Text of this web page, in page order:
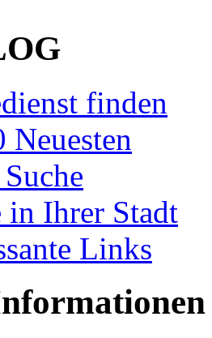
finden
Neuesten
in Ihrer Stadt
Links